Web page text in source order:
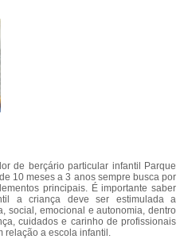
de berçário particular infantil Parque
10 meses a 3 anos sempre busca por
principais. É importante saber
a criança deve ser estimulada a
social, emocional e autonomia, dentro
cuidados e carinho de profissionais
relação a escola infantil.